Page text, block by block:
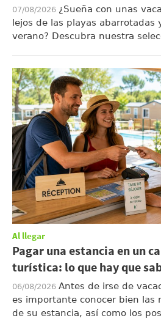
07/08/2026 ¿Sueña con unas
lejos de las playas abarrotadas
verano? Descubra nuestra
Al llegar
Pagar una estancia en un
turística: lo que hay que
06/08/2026 Antes de irse de
es importante conocer bien las
de su estancia, así como los